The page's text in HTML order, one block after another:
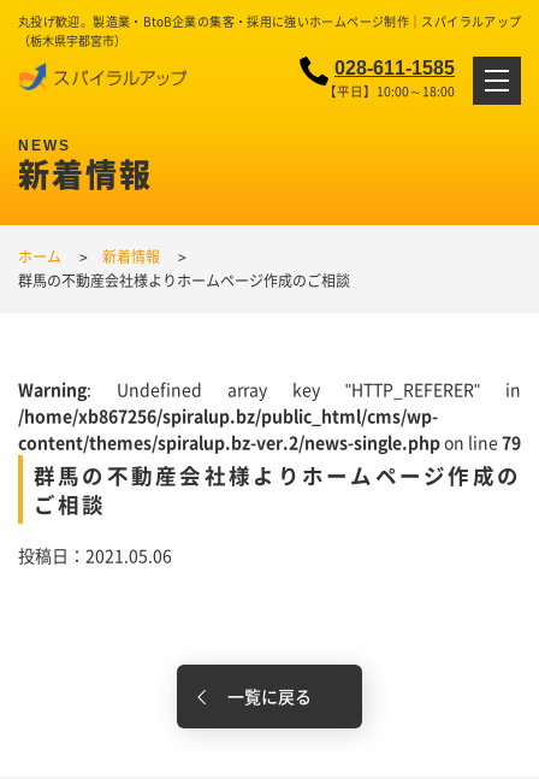
丸投げ歓迎。製造業・BtoB企業の集客・採用に強いホームページ制作｜スパイラルアップ
（栃木県宇都宮市）
028-611-1585
【平日】10:00～18:00
新着情報
ホーム
新着情報
群馬の不動産会社様よりホームページ作成のご相談
Warning: Undefined array key "HTTP_REFERER" in
/home/xb867256/spiralup.bz/public_html/cms/wp-
content/themes/spiralup.bz-ver.2/news-single.phpon line79
群馬の不動産会社様よりホームページ作成の
ご相談
投稿日：2021.05.06
一覧に戻る